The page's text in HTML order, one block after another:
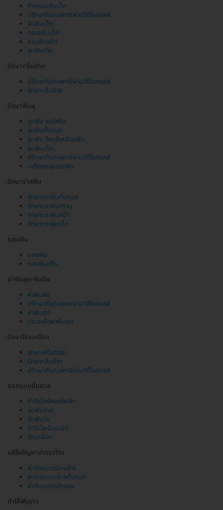
ทำครอบฟันเด็ก
ปรึกษาทันตแพทย์ผ่านวิดีโอคอลล์
จัดฟันเด็ก
ตรวจฟันเด็ก
ถอนฟันเด็ก
อุดฟันเด็ก
รักษากลิ่นปาก
ปรึกษาทันตแพทย์ผ่านวิดีโอคอลล์
รักษากลิ่นปาก
รักษาฟันผุ
อุดฟัน อะมัลกัม
อุดฟันทั้งหมด
อุดฟัน วัสดุสีเหมือนฟัน
อุดฟันเด็ก
ปรึกษาทันตแพทย์ผ่านวิดีโอคอลล์
เคลือบหลุมร่องฟัน
รักษารากฟัน
รักษารากฟันทั้งหมด
รักษารากฟันกราม
รักษารากฟันหน้า
รักษารากฟันเด็ก
ถอนฟัน
ถอนฟัน
ถอนฟันเด็ก
ผ่าฟันคุด-ฟันฝัง
ผ่าฟันฝัง
ปรึกษาทันตแพทย์ผ่านวิดีโอคอลล์
ผ่าฟันคุด
ตรวจเพื่อผ่าฟันคุด
รักษาโรคเหงือก
รักษาเหงือกร่น
รักษากลิ่นปาก
ปรึกษาทันตแพทย์ผ่านวิดีโอคอลล์
ออกแบบยิ้มสวย
ทำวีเนียร์คอมโพสิต
จัดฟันลวด
จัดฟันใส
ทำวีเนียร์เซรามิก
ตัดเหงือก
แก้ไขปัญหาขากรรไกร
ผ่าตัดขากรรไกรล่าง
ผ่าตัดขากรรไกรทั้งหมด
ผ่าตัดขากรรไกรบน
ทำให้ฟันขาว